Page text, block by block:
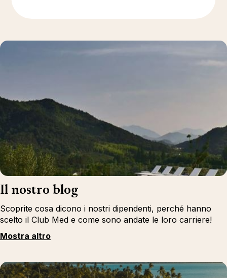
Il nostro blog
Scoprite cosa dicono i nostri dipendenti, perché hanno
scelto il Club Med e come sono andate le loro carriere!
Mostra altro